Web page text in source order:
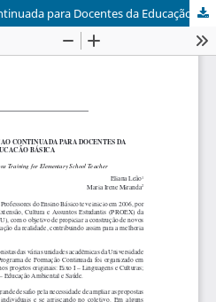
Programa de Formação Continuada para Docentes da Educação Básica